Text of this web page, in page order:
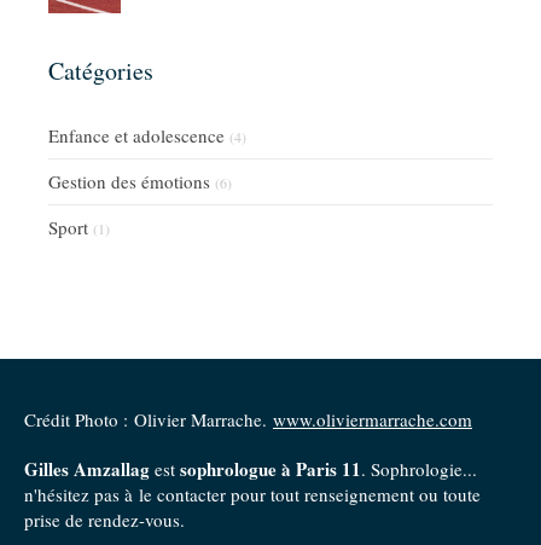
Catégories
Enfance et adolescence (4)
Gestion des émotions (6)
Sport (1)
Crédit Photo : Olivier Marrache. www.oliviermarrache.com
Gilles Amzallag est sophrologue à Paris 11. Sophrologie...
n'hésitez pas à le contacter pour tout renseignement ou toute
prise de rendez-vous.